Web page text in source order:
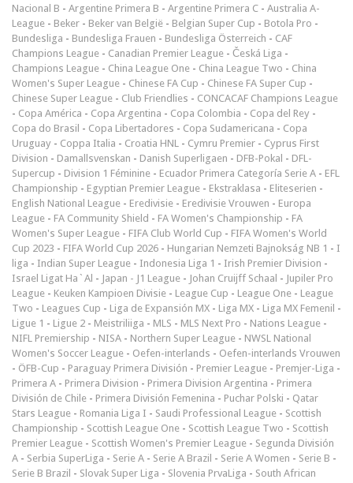
Nacional B - Argentine Primera B - Argentine Primera C - Australia A-
League - Beker - Beker van België - Belgian Super Cup - Botola Pro -
Bundesliga - Bundesliga Frauen - Bundesliga Österreich - CAF
Champions League - Canadian Premier League - Česká Liga -
Champions League - China League One - China League Two - China
Women's Super League - Chinese FA Cup - Chinese FA Super Cup -
Chinese Super League - Club Friendlies - CONCACAF Champions League
- Copa América - Copa Argentina - Copa Colombia - Copa del Rey -
Copa do Brasil - Copa Libertadores - Copa Sudamericana - Copa
Uruguay - Coppa Italia - Croatia HNL - Cymru Premier - Cyprus First
Division - Damallsvenskan - Danish Superligaen - DFB-Pokal - DFL-
Supercup - Division 1 Féminine - Ecuador Primera Categoría Serie A - EFL
Championship - Egyptian Premier League - Ekstraklasa - Eliteserien -
English National League - Eredivisie - Eredivisie Vrouwen - Europa
League - FA Community Shield - FA Women's Championship - FA
Women's Super League - FIFA Club World Cup - FIFA Women's World
Cup 2023 - FIFA World Cup 2026 - Hungarian Nemzeti Bajnokság NB 1 - I
liga - Indian Super League - Indonesia Liga 1 - Irish Premier Division -
Israel Ligat Ha`Al - Japan - J1 League - Johan Cruijff Schaal - Jupiler Pro
League - Keuken Kampioen Divisie - League Cup - League One - League
Two - Leagues Cup - Liga de Expansión MX - Liga MX - Liga MX Femenil -
Ligue 1 - Ligue 2 - Meistriliiga - MLS - MLS Next Pro - Nations League -
NIFL Premiership - NISA - Northern Super League - NWSL National
Women's Soccer League - Oefen-interlands - Oefen-interlands Vrouwen
- ÖFB-Cup - Paraguay Primera División - Premier League - Premjer-Liga -
Primera A - Primera Division - Primera Division Argentina - Primera
División de Chile - Primera División Femenina - Puchar Polski - Qatar
Stars League - Romania Liga I - Saudi Professional League - Scottish
Championship - Scottish League One - Scottish League Two - Scottish
Premier League - Scottish Women's Premier League - Segunda División
A - Serbia SuperLiga - Serie A - Serie A Brazil - Serie A Women - Serie B -
Serie B Brazil - Slovak Super Liga - Slovenia PrvaLiga - South African